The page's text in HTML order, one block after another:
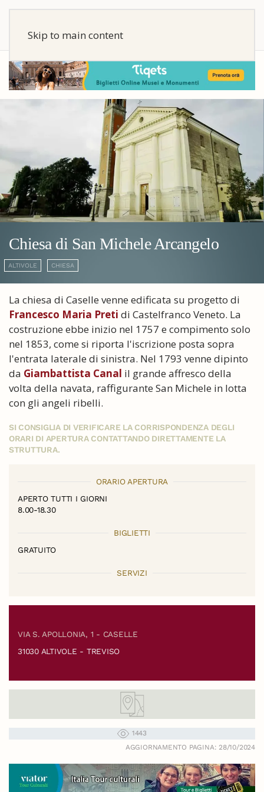
Skip to main content
Chiesa di San Michele Arcangelo
ALTIVOLE CHIESA
La chiesa di Caselle venne edificata su progetto di
Francesco Maria Preti di Castelfranco Veneto. La
costruzione ebbe inizio nel 1757 e compimento solo
nel 1853, come si riporta l'iscrizione posta sopra
l'entrata laterale di sinistra. Nel 1793 venne dipinto
da Giambattista Canal il grande affresco della
volta della navata, raffigurante San Michele in lotta
con gli angeli ribelli.
SI CONSIGLIA DI VERIFICARE LA CORRISPONDENZA DEGLI
ORARI DI APERTURA CONTATTANDO DIRETTAMENTE LA
STRUTTURA.
ORARIO APERTURA
APERTO TUTTI I GIORNI
8.00-18.30
BIGLIETTI
GRATUITO
SERVIZI
VIA S. APOLLONIA, 1 - CASELLE
31030 ALTIVOLE - TREVISO
1443
AGGIORNAMENTO PAGINA: 28/10/2024